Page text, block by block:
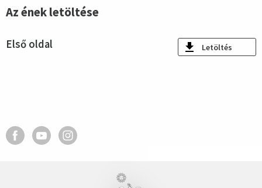
Az ének letöltése
Első oldal Letöltés